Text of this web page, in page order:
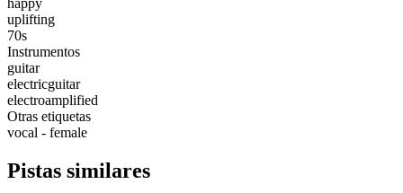
uplifting
70s
Instrumentos
guitar
electricguitar
electroamplified
Otras etiquetas
vocal - female
Pistas similares